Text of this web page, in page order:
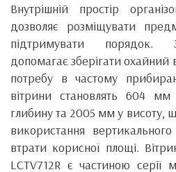
Внутрішній простір
дозволяє розміщувати
підтримувати порядок.
допомагає зберігати охайний
потребу в частому
вітрини становлять 604
глибину та 2005 мм у висоту,
використання
втрати корисної площі.
LCTV712R є частиною серії